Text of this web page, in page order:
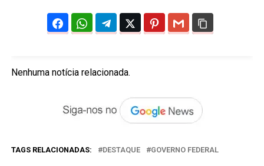
Nenhuma notícia relacionada.
TAGS RELACIONADAS: DESTAQUE GOVERNO FEDERAL